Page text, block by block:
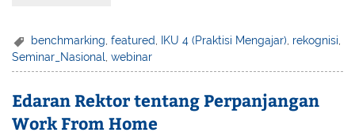
benchmarking ,featured IKU 4 (Praktisi Mengajar) rekognisi
Seminar_Nasional ,webinar
Edaran Rektor tentang Perpanjangan
Work From Home